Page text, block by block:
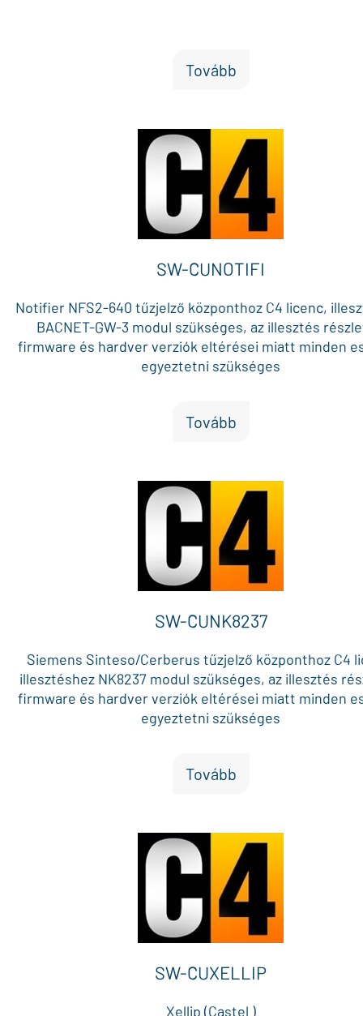
Tovább
SW-CUNOTIFI
Notifier NFS2-640 tűzjelző központhoz C4 licenc,
BACNET-GW-3 modul szükséges, az illesztés
firmware és hardver verziók eltérései miatt minden
egyeztetni szükséges
Tovább
SW-CUNK8237
Siemens Sinteso/Cerberus tűzjelző központhoz C4
illesztéshez NK8237 modul szükséges, az illesztés
firmware és hardver verziók eltérései miatt minden
egyeztetni szükséges
Tovább
SW-CUXELLIP
Xellip (Castel )